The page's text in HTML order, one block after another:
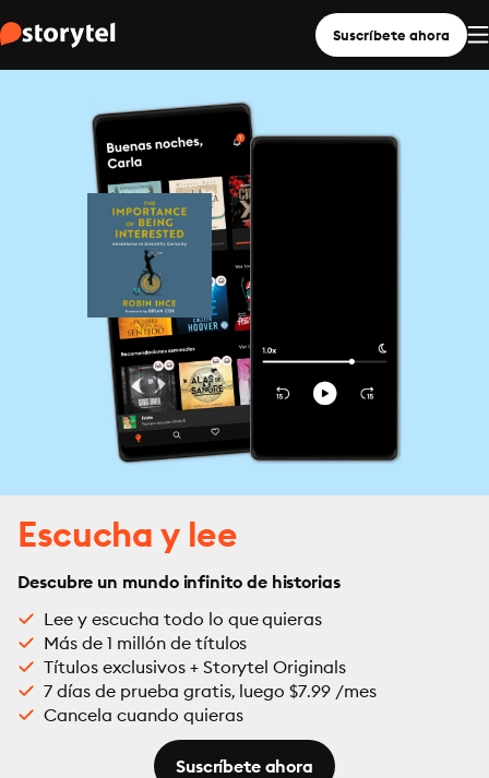
Suscríbete ahora
Escucha y lee
Descubre un mundo infinito de historias
Lee y escucha todo lo que quieras
Más de 1 millón de títulos
Títulos exclusivos + Storytel Originals
7 días de prueba gratis, luego $7.99 /mes
Cancela cuando quieras
Suscríbete ahora